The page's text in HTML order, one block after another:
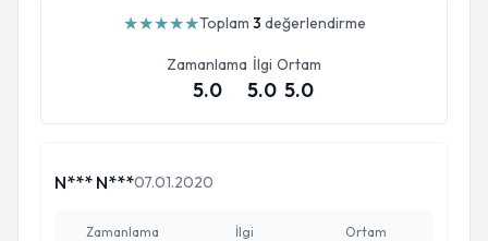
★★★★★Toplam 3 değerlendirme
Zamanlama
5.0
İlgi
5.0
Ortam
5.0
N*** N***07.01.2020
Zamanlama İlgi Ortam